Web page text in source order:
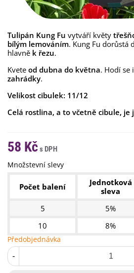
Tulipán Kung Fu vytváří květy
bílým lemováním. Kung Fu dorůstá
hlavně k řezu.
Kvete od dubna do května. Hodí se i
zahrádky.
Velikost cibulek: 11/12
Celá rostlina, a to včetně cibule, je
58 Kč
Množstevní slevy
Počet balení
Jednotková
sleva
5 5%
10
8%
Předobjednávka
-